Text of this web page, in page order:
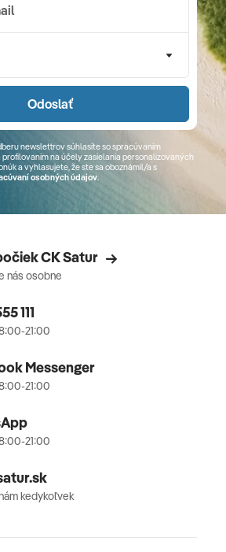
Odoslať
newslettrov súhlasíte so spracúvaním
na účely zasielania personalizovaných
a vyhlasujete, že ste sa oboznámil/a s
osobných údajov.
CK Satur
nás osobne
111
21:00
Messenger
21:00
21:00
kedykoľvek